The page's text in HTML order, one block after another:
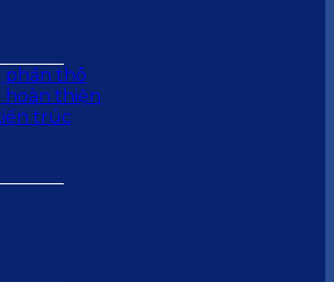
phần thô
hoàn thiện
trúc